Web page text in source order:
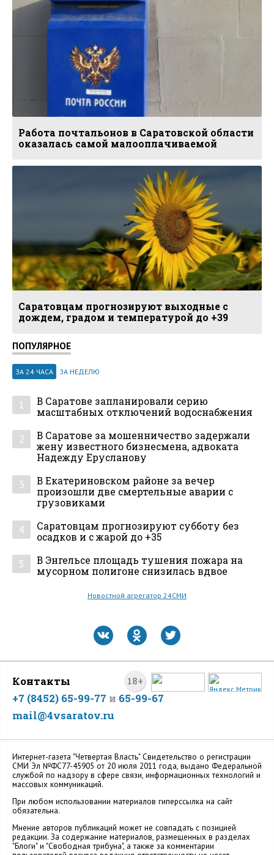
Работа почтальонов в Саратовской области
оказалась самой малооплачиваемой
Саратовцам прогнозируют выходные с
дождем, градом и температурой до +39
ПОПУЛЯРНОЕ
ЗА 24 ЧАСА ЗА НЕДЕЛЮ
1
В Саратове запланировали серию
масштабных отключений водоснабжения
2
В Саратове за мошенничество задержали
жену известного бизнесмена, адвоката
Надежду Ерусланову
3
В Екатериновском районе за вечер
произошли две смертельные аварии с
грузовиками
4
Саратовцам прогнозируют субботу без
осадков и с жарой до +35
5
В Энгельсе площадь тушения пожара на
мусорном полигоне снизилась вдвое
Новостной агрегатор 24СМИ
18+
Контакты
+7 (8452) 65-99-77 и 65-99-67
mail@4vsaratov.ru
Интернет-газета "Четвертая Власть" Cвидетельство о регистрации
СМИ Эл №ФС77-45905 от 20 июля 2011 года, выдано Федеральной
службой по надзору в сфере связи, информационных технологий и
массовых коммуникаций.
При любом использовании материалов гиперссылка на сайт
обязательна.
Мнение авторов публикаций может не совпадать с позицией
редакции. За содержание материалов, размещенных в разделах
"Блоги" и "Свободная трибуна", а также за комментарии